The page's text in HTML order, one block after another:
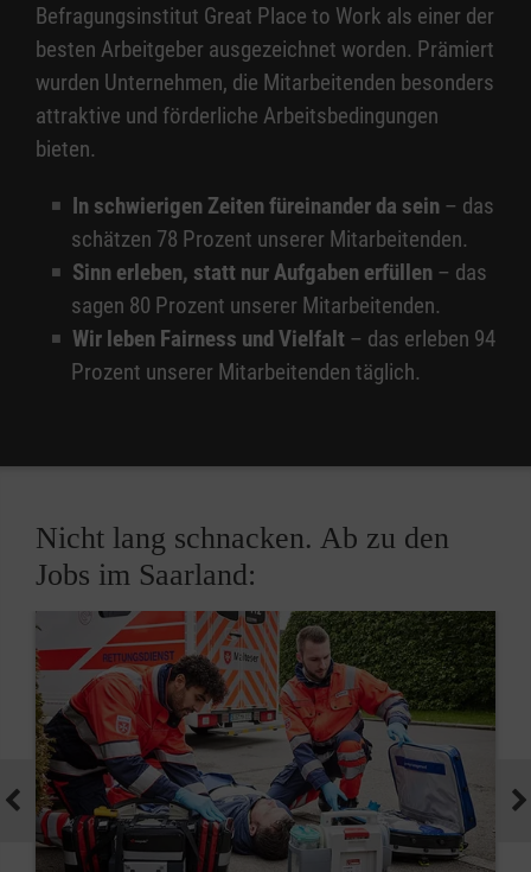
Befragungsinstitut Great Place to Work als einer der
besten Arbeitgeber ausgezeichnet worden. Prämiert
wurden Unternehmen, die Mitarbeitenden besonders
attraktive und förderliche Arbeitsbedingungen
bieten.
In schwierigen Zeiten füreinander da sein – das
schätzen 78 Prozent unserer Mitarbeitenden.
Sinn erleben, statt nur Aufgaben erfüllen – das
sagen 80 Prozent unserer Mitarbeitenden.
Wir leben Fairness und Vielfalt – das erleben 94
Prozent unserer Mitarbeitenden täglich.
Nicht lang schnacken. Ab zu den
Jobs im Saarland: